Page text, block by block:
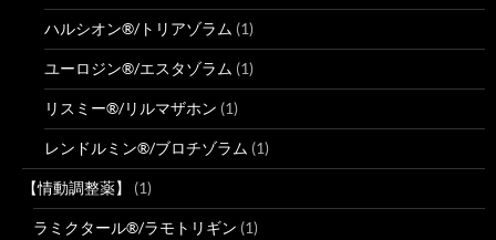
ハルシオン®/トリアゾラム (1)
ユーロジン®/エスタゾラム (1)
リスミー®/リルマザホン (1)
レンドルミン®/ブロチゾラム (1)
【情動調整薬】 (1)
ラミクタール®/ラモトリギン (1)